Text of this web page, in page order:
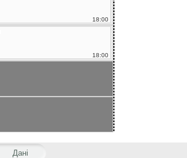
Дані
18:00
18:00